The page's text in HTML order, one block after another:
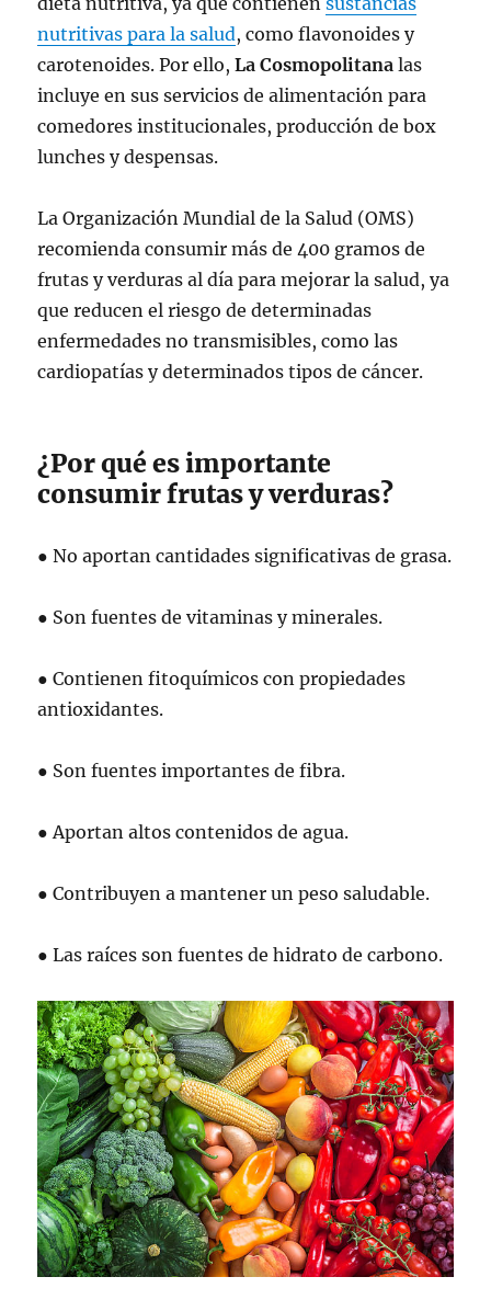
nutritivas para la salud, como flavonoides y
carotenoides. Por ello,La Cosmopolitanalas
incluye en sus servicios de alimentación para
comedores institucionales, producción de box
lunches y despensas.
La Organización Mundial de la Salud (OMS)
recomienda consumir más de 400 gramos de
frutas y verduras al día para mejorar la salud, ya
que reducen el riesgo de determinadas
enfermedades no transmisibles, como las
cardiopatías y determinados tipos de cáncer.
¿Por qué es importante
consumir frutas y verduras?
● No aportan cantidades significativas de grasa.
● Son fuentes de vitaminas y minerales.
● Contienen fitoquímicos con propiedades
antioxidantes.
● Son fuentes importantes de fibra.
● Aportan altos contenidos de agua.
● Contribuyen a mantener un peso saludable.
● Las raíces son fuentes de hidrato de carbono.